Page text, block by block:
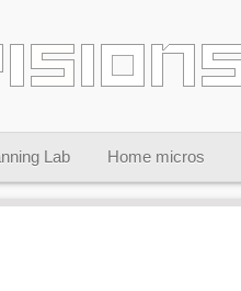
Lab Home micros